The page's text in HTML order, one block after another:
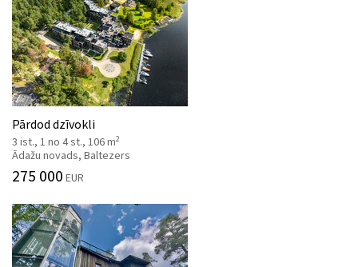
Pārdod dzīvokli
3 ist., 1 no 4 st., 106 m2
Ādažu novads, Baltezers
275 000 EUR